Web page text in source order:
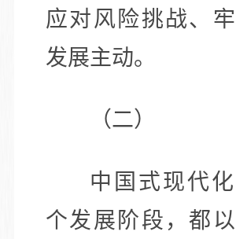
应对风险挑战、
发展主动。
（二）
中国式现代
个发展阶段，都